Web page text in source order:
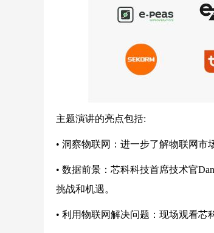
主题演讲的亮点包括:
• 洞察物联网：进一步了解物联网市
• 数据前景：芯科科技首席技术官
挑战和机遇。
• 利用物联网解决问题：现场观看芯